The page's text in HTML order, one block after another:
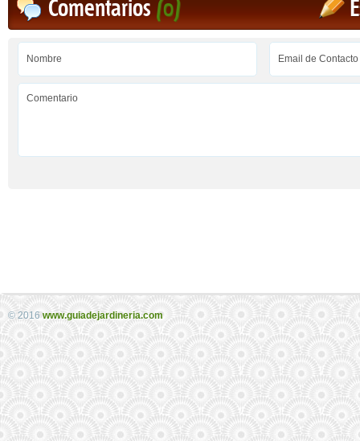
Comentarios(0)
© 2016www.guiadejardineria.com